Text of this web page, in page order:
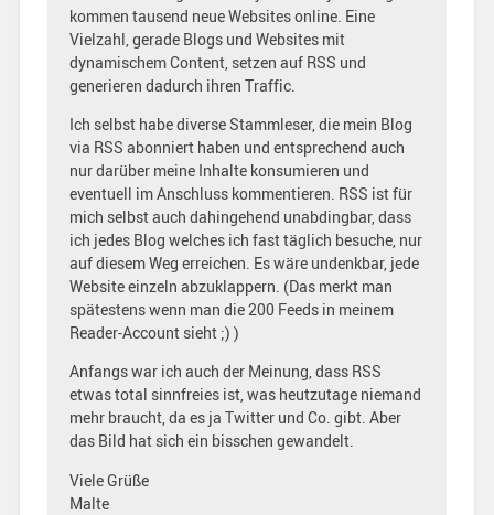
kommen tausend neue Websites online. Eine
Vielzahl, gerade Blogs und Websites mit
dynamischem Content, setzen auf RSS und
generieren dadurch ihren Traffic.
Ich selbst habe diverse Stammleser, die mein Blog
via RSS abonniert haben und entsprechend auch
nur darüber meine Inhalte konsumieren und
eventuell im Anschluss kommentieren. RSS ist für
mich selbst auch dahingehend unabdingbar, dass
ich jedes Blog welches ich fast täglich besuche, nur
auf diesem Weg erreichen. Es wäre undenkbar, jede
Website einzeln abzuklappern. (Das merkt man
spätestens wenn man die 200 Feeds in meinem
Reader-Account sieht ;) )
Anfangs war ich auch der Meinung, dass RSS
etwas total sinnfreies ist, was heutzutage niemand
mehr braucht, da es ja Twitter und Co. gibt. Aber
das Bild hat sich ein bisschen gewandelt.
Viele Grüße
Malte